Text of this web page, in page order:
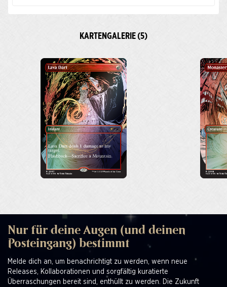
KARTENGALERIE (5)
Nur für deine Augen (und deinen
Posteingang) bestimmt
Melde dich an, um benachrichtigt zu werden, wenn neue
Releases, Kollaborationen und sorgfältig kuratierte
Überraschungen bereit sind, enthüllt zu werden. Die Zukunft